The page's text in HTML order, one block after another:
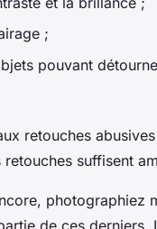
;
pouvant
retouches
retouches suffisent
photographiez